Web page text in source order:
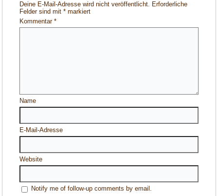
Deine E-Mail-Adresse wird nicht veröffentlicht. Erforderliche
Felder sind mit* markiert
Kommentar*
Name
E-Mail-Adresse
Website
Notify me of follow-up comments by email.